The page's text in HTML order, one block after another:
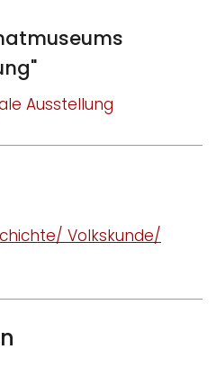
Ausstellung
Volkskunde/